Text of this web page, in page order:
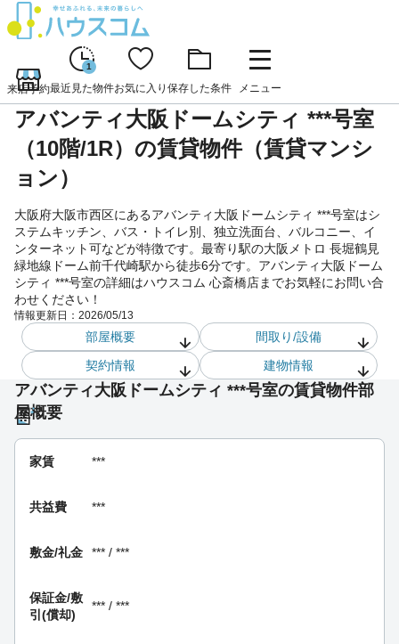
来店予約
1
最近見た物件お気に入り 保存した条件 メニュー
アバンティ大阪ドームシティ ***号室
（10階/1R）の賃貸物件（賃貸マンシ
ョン）
大阪府大阪市西区にあるアバンティ大阪ドームシティ ***号室はシ
ステムキッチン、バス・トイレ別、独立洗面台、バルコニー、イ
ンターネット可などが特徴です。最寄り駅の大阪メトロ 長堀鶴見
緑地線ドーム前千代崎駅から徒歩6分です。アバンティ大阪ドーム
シティ ***号室の詳細はハウスコム 心斎橋店までお気軽にお問い合
わせください！
情報更新日： 2026/05/13
部屋概要
間取り/設備
契約情報
建物情報
アバンティ大阪ドームシティ ***号室の賃貸物件部
屋概要
家賃 ***
共益費 ***
敷金/礼金 *** / ***
保証金/敷
引(償却)
*** / ***